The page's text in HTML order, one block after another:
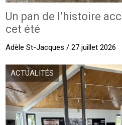
Un pan de l’histoire
cet été
Adèle St-Jacques / 27 juillet 2026
ACTUALITÉS